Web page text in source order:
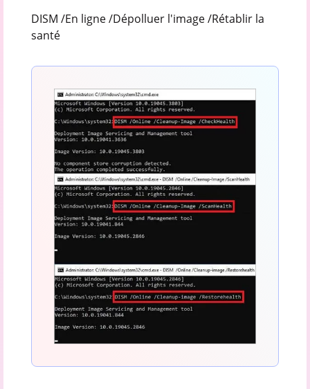
DISM /En ligne /Dépolluer l'image /Rétablir la
santé